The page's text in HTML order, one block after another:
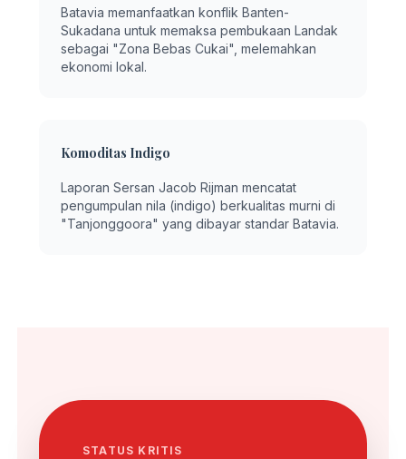
Batavia memanfaatkan konflik Banten-
Sukadana untuk memaksa pembukaan Landak
sebagai "Zona Bebas Cukai", melemahkan
ekonomi lokal.
Komoditas Indigo
Laporan Sersan Jacob Rijman mencatat
pengumpulan nila (indigo) berkualitas murni di
"Tanjonggoora" yang dibayar standar Batavia.
STATUS KRITIS